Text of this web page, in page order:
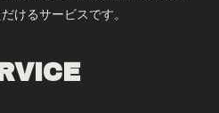
LIVE STREAMING
けるサービスです。